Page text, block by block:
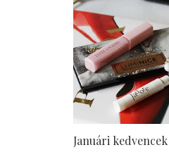
Januári kedvencek